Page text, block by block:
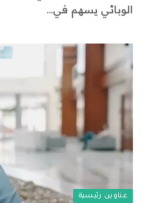
الوبائي يسهم في…
عناوين رئيسية